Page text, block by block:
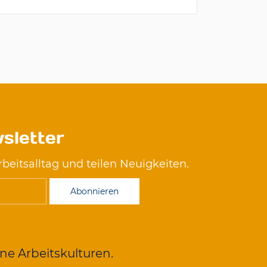
und teilen Neuigkeiten.
Abonnieren
Arbeitskulturen.